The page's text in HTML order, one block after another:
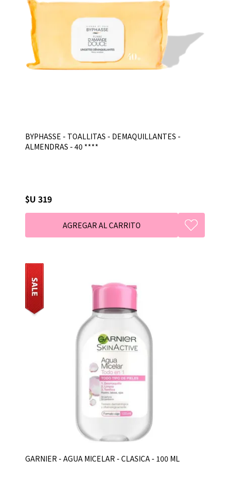
BYPHASSE - TOALLITAS - DEMAQUILLANTES -
ALMENDRAS - 40 ****
$U 319
GARNIER - AGUA MICELAR - CLASICA - 100 ML